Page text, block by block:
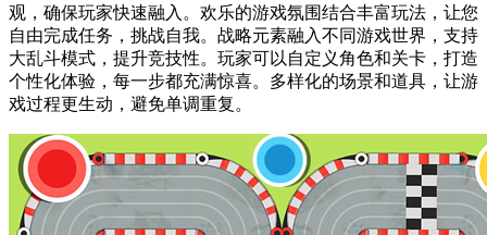
观，确保玩家快速融入。欢乐的游戏氛围结合丰富玩法，让您
自由完成任务，挑战自我。战略元素融入不同游戏世界，支持
大乱斗模式，提升竞技性。玩家可以自定义角色和关卡，打造
个性化体验，每一步都充满惊喜。多样化的场景和道具，让游
戏过程更生动，避免单调重复。